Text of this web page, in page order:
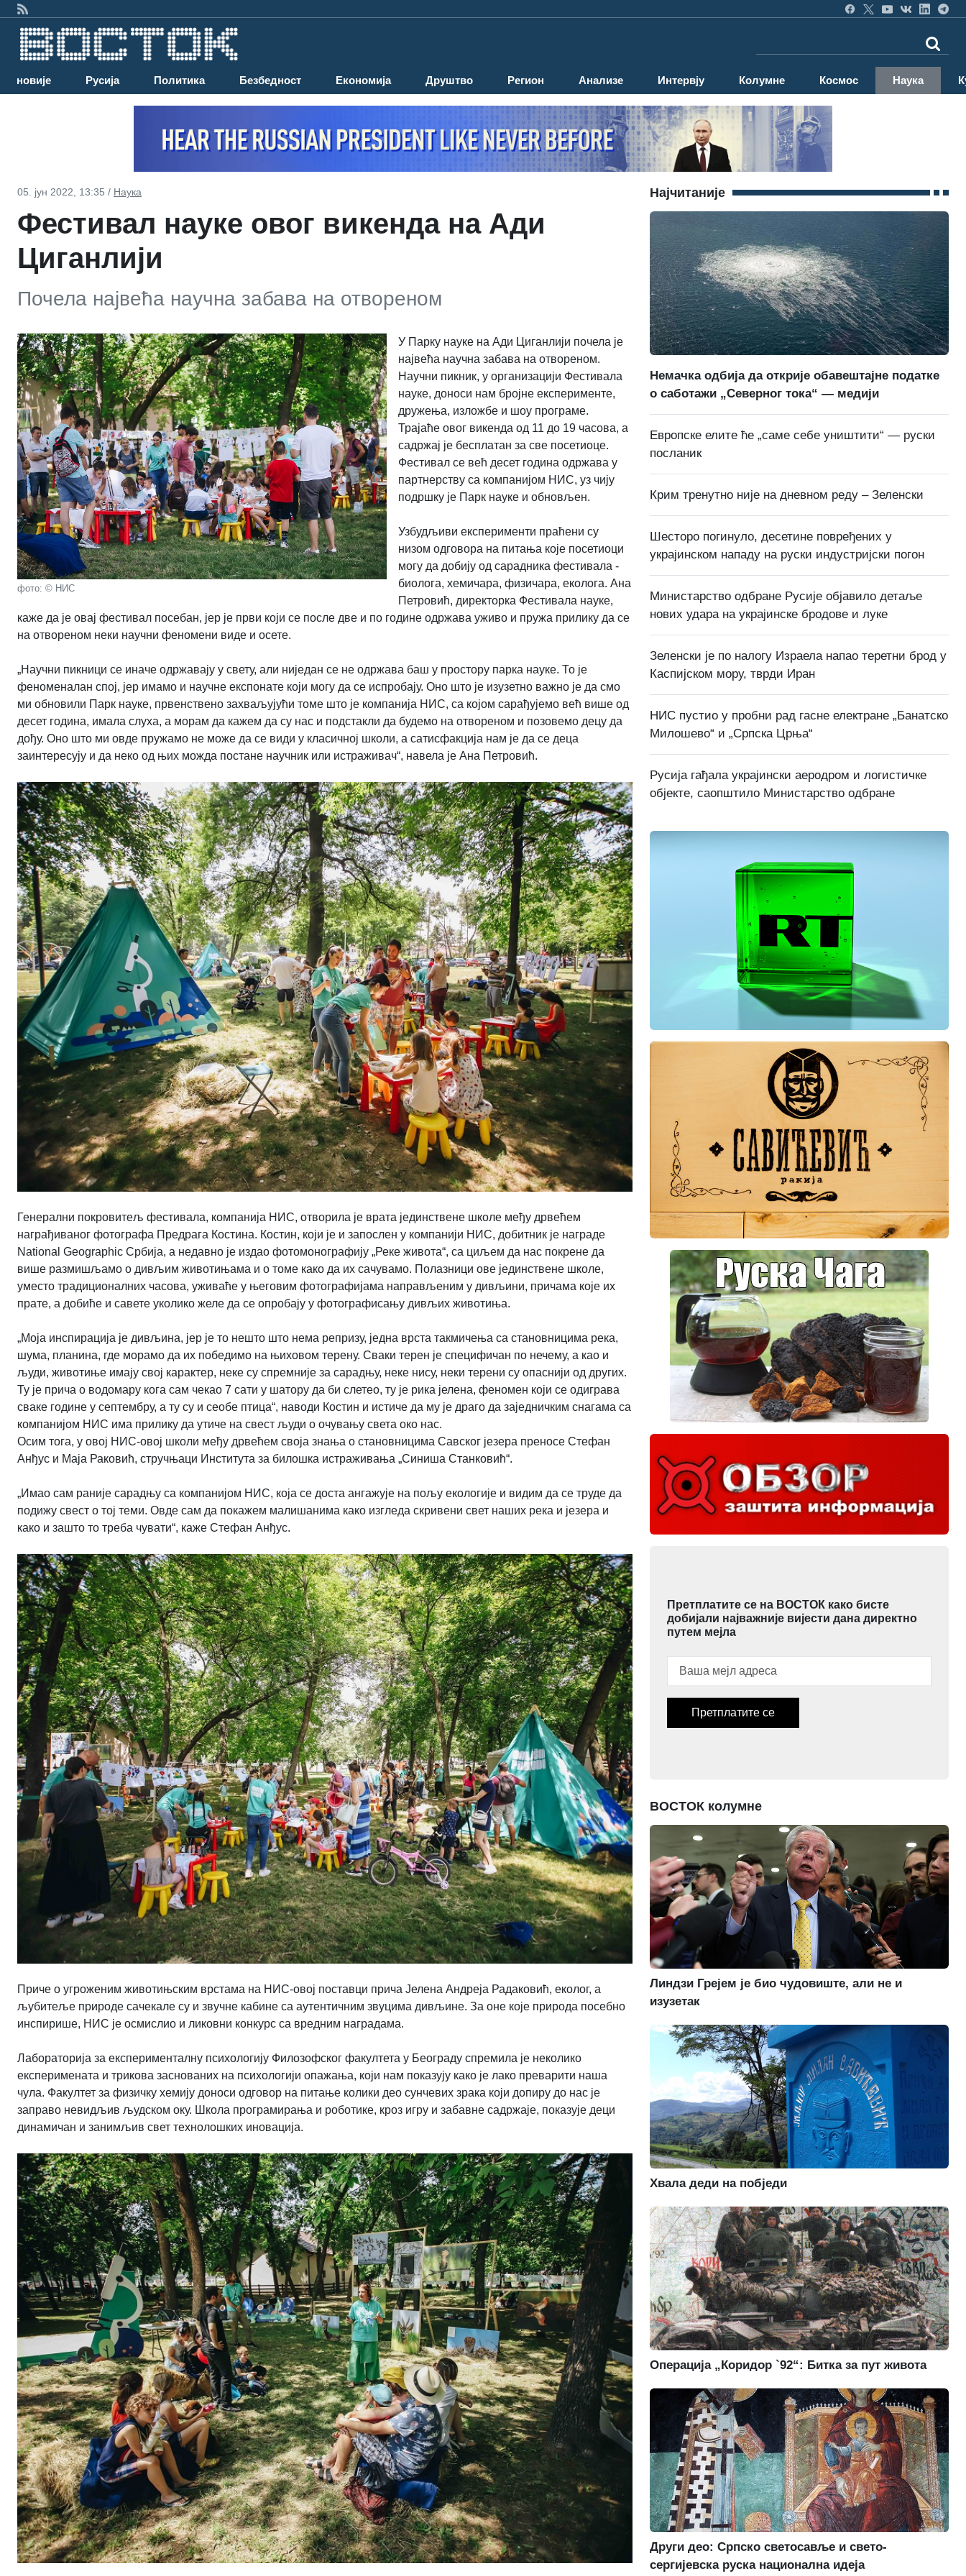
Најновије Русија Политика Безбедност Економија Друштво Регион Анализе Интервју Колумне Космос Наука
05. јун 2022, 13:35 / Наука
Фестивал науке овог викенда на Ади
Циганлији
Почела највећа научна забава на отвореном
фото: © НИС
У Парку науке на Ади Циганлији почела је
највећа научна забава на отвореном.
Научни пикник, у организацији Фестивала
науке, доноси нам бројне експерименте,
дружења, изложбе и шоу програме.
Трајаће овог викенда од 11 до 19 часова, а
садржај је бесплатан за све посетиоце.
Фестивал се већ десет година одржава у
партнерству са компанијом НИС, уз чију
подршку је Парк науке и обновљен.
Узбудљиви експерименти праћени су
низом одговора на питања које посетиоци
могу да добију од сарадника фестивала -
биолога, хемичара, физичара, еколога. Ана
Петровић, директорка Фестивала науке,
каже да је овај фестивал посебан, јер је први који се после две и по године одржава уживо и пружа прилику да се
на отвореном неки научни феномени виде и осете.
„Научни пикници се иначе одржавају у свету, али ниједан се не одржава баш у простору парка науке. То је
феноменалан спој, јер имамо и научне експонате који могу да се испробају. Оно што је изузетно важно је да смо
ми обновили Парк науке, првенствено захваљујући томе што је компанија НИС, са којом сарађујемо већ више од
десет година, имала слуха, а морам да кажем да су нас и подстакли да будемо на отвореном и позовемо децу да
дођу. Оно што ми овде пружамо не може да се види у класичној школи, а сатисфакција нам је да се деца
заинтересују и да неко од њих можда постане научник или истраживач“, навела је Ана Петровић.
Генерални покровитељ фестивала, компанија НИС, отворила је врата јединствене школе међу дрвећем
награђиваног фотографа Предрага Костина. Костин, који је и запослен у компанији НИС, добитник је награде
National Geographic Србија, а недавно је издао фотомонографију „Реке живота“, са циљем да нас покрене да
више размишљамо о дивљим животињама и о томе како да их сачувамо. Полазници ове јединствене школе,
уместо традиционалних часова, уживаће у његовим фотографијама направљеним у дивљини, причама које их
прате, а добиће и савете уколико желе да се опробају у фотографисању дивљих животиња.
„Моја инспирација је дивљина, јер је то нешто што нема репризу, једна врста такмичења са становницима река,
шума, планина, где морамо да их победимо на њиховом терену. Сваки терен је специфичан по нечему, а као и
људи, животиње имају свој карактер, неке су спремније за сарадњу, неке нису, неки терени су опаснији од других.
Ту је прича о водомару кога сам чекао 7 сати у шатору да би слетео, ту је рика јелена, феномен који се одиграва
сваке године у септембру, а ту су и сеобе птица“, наводи Костин и истиче да му је драго да заједничким снагама са
компанијом НИС има прилику да утиче на свест људи о очувању света око нас.
Осим тога, у овој НИС-овој школи међу дрвећем своја знања о становницима Савског језера преносе Стефан
Анђус и Маја Раковић, стручњаци Института за билошка истраживања „Синиша Станковић“.
„Имао сам раније сарадњу са компанијом НИС, која се доста ангажује на пољу екологије и видим да се труде да
подижу свест о тој теми. Овде сам да покажем малишанима како изгледа скривени свет наших река и језера и
како и зашто то треба чувати“, каже Стефан Анђус.
Приче о угроженим животињским врстама на НИС-овој поставци прича Јелена Андреја Радаковић, еколог, а
љубитеље природе сачекале су и звучне кабине са аутентичним звуцима дивљине. За оне које природа посебно
инспирише, НИС је осмислио и ликовни конкурс са вредним наградама.
Лабораторија за експерименталну психологију Филозофског факултета у Београду спремила је неколико
експеримената и трикова заснованих на психологији опажања, који нам показују како је лако преварити наша
чула. Факултет за физичку хемију доноси одговор на питање колики део сунчевих зрака који допиру до нас је
заправо невидљив људском оку. Школа програмирања и роботике, кроз игру и забавне садржаје, показује деци
динамичан и занимљив свет технолошких иновација.
Најчитаније
Немачка одбија да открије обавештајне податке
о саботажи „Северног тока“ — медији
Европске елите ће „саме себе уништити“ — руски
посланик
Крим тренутно није на дневном реду – Зеленски
Шесторо погинуло, десетине повређених у
украјинском нападу на руски индустријски погон
Министарство одбране Русије објавило детаље
нових удара на украјинске бродове и луке
Зеленски је по налогу Израела напао теретни брод у
Каспијском мору, тврди Иран
НИС пустио у пробни рад гасне електране „Банатско
Милошево“ и „Српска Црња“
Русија гађала украјински аеродром и логистичке
објекте, саопштило Министарство одбране
Претплатите се на ВОСТОК како бисте
добијали најважније вијести дана директно
путем мејла
Претплатите се
ВОСТОК колумне
Линдзи Грејем је био чудовиште, али не и
изузетак
Хвала деди на побједи
Операција „Коридор `92“: Битка за пут живота
Други део: Српско светосавље и свето-
сергијевска руска национална идеја